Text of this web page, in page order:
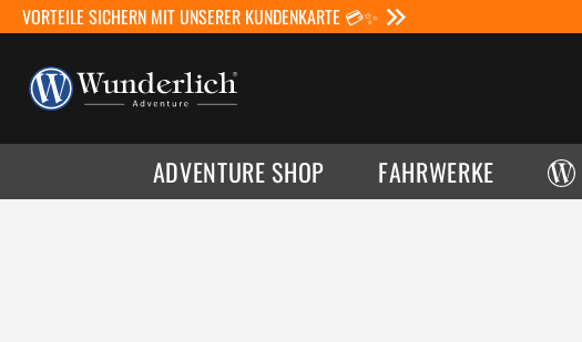
VORTEILE SICHERN MIT UNSERER KUNDENKARTE 💳✨
ADVENTURE SHOP FAHRWERKE